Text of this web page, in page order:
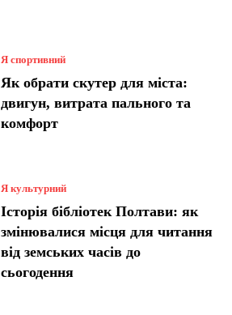
Я спортивний
Як обрати скутер для міста:
двигун, витрата пального та
комфорт
Я культурний
Історія бібліотек Полтави: як
змінювалися місця для читання
від земських часів до
сьогодення